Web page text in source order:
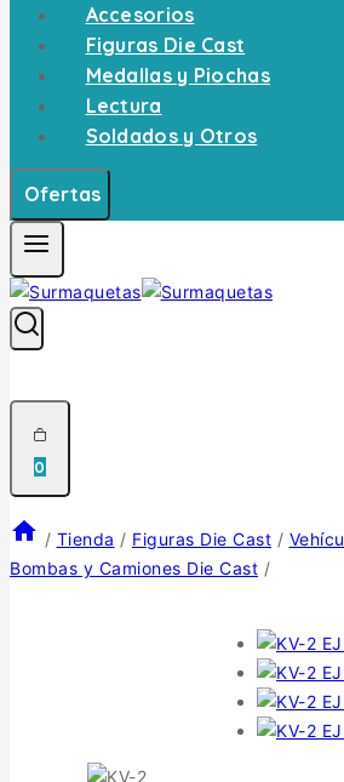
Accesorios
Figuras Die Cast
Medallas y Piochas
Lectura
Soldados y Otros
Ofertas
0
/ Tienda / Figuras Die Cast /
Bombas y Camiones Die Cast /